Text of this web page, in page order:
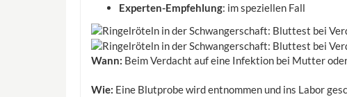
Experten-Empfehlung: im speziellen Fall
Wann: Beim Verdacht auf eine Infektion bei Mutter
Wie: Eine Blutprobe wird entnommen und ins Labor